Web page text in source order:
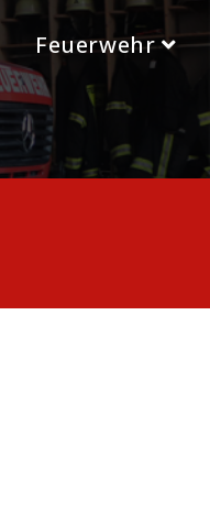
Feuerwehr